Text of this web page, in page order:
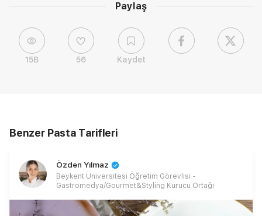
Paylaş
15B 56 Kaydet
Benzer Pasta Tarifleri
Özden Yılmaz
Beykent Üniversitesi Öğretim Görevlisi -
Gastromedya/Gourmet&Styling Kurucu Ortağı